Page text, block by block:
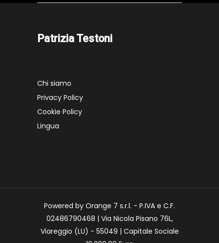
Patrizia Testoni
Chi siamo
Privacy Policy
Cookie Policy
Lingua
Powered by Orange 7 s.r.l. - P.IVA e C.F.
02486790468 | Via Nicola Pisano 76L,
Viareggio (LU) - 55049 | Capitale Sociale